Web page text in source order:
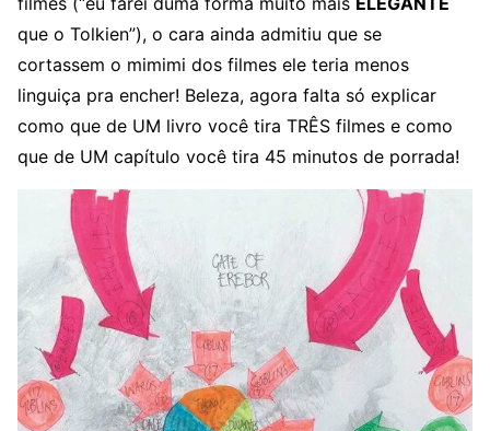
que o Tolkien”), o cara ainda admitiu que se
cortassem o mimimi dos filmes ele teria menos
linguiça pra encher! Beleza, agora falta só explicar
como que de UM livro você tira TRÊS filmes e como
que de UM capítulo você tira 45 minutos de porrada!